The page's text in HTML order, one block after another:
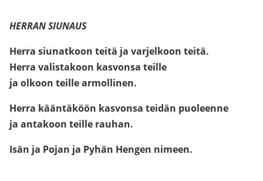
HERRAN SIUNAUS
Herra siunatkoon teitä ja varjelkoon teitä.
Herra valistakoon kasvonsa teille
ja olkoon teille armollinen.
Herra kääntäköön kasvonsa teidän puoleenne
ja antakoon teille rauhan.
Isän ja Pojan ja Pyhän Hengen nimeen.